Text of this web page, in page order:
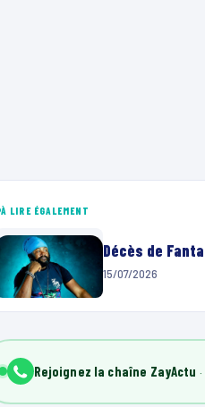
À LIRE ÉGALEMENT
Décès de
15/07/2026
Rejoignez la chaîne ZayActu